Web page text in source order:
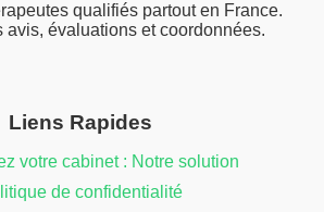
qualifiés partout en France.
avis, évaluations et coordonnées.
Liens Rapides
votre cabinet : Notre solution
de confidentialité